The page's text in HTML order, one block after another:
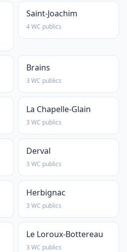
Saint-Joachim
4 WC publics
Brains
3 WC publics
La Chapelle-Glain
3 WC publics
Derval
3 WC publics
Herbignac
3 WC publics
Le Loroux-Bottereau
3 WC publics